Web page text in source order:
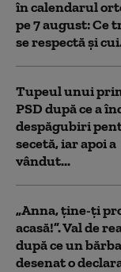
în calendarul
pe 7 august: Ce
se respectă și
Tupeul unui
PSD după ce a
despăgubiri
secetă, iar apoi a
vândut...
„Anna, ţine-ţi
acasă!”. Val de
după ce un
desenat o